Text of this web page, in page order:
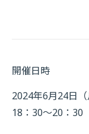
開催日時
2024年6月24日（
18：30～20：30